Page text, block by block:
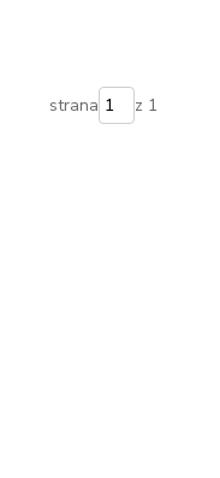
strana z 1